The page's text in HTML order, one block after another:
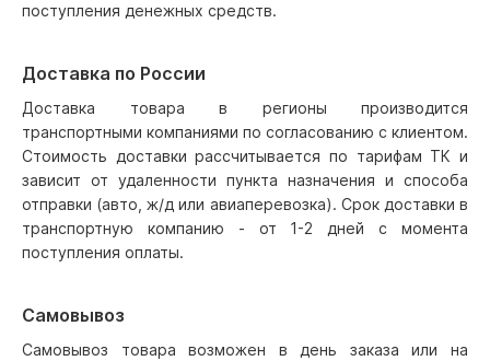
поступления денежных средств.
Доставка по России
Доставка товара в регионы производится
транспортными компаниями по согласованию с клиентом.
Стоимость доставки рассчитывается по тарифам ТК и
зависит от удаленности пункта назначения и способа
отправки (авто, ж/д или авиаперевозка). Срок доставки в
транспортную компанию - от 1-2 дней с момента
поступления оплаты.
Самовывоз
Самовывоз товара возможен в день заказа или на